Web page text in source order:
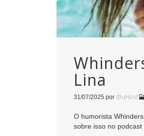
Lina
31/07/2025 por @uHost
O humorista
sobre isso no podcast